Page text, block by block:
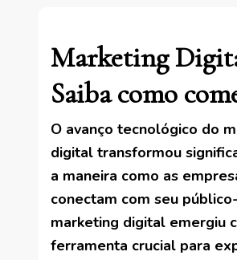
Marketing
Saiba como
O avanço tecnológico do
digital transformou
a maneira como as
conectam com seu
marketing digital emergiu
ferramenta crucial para